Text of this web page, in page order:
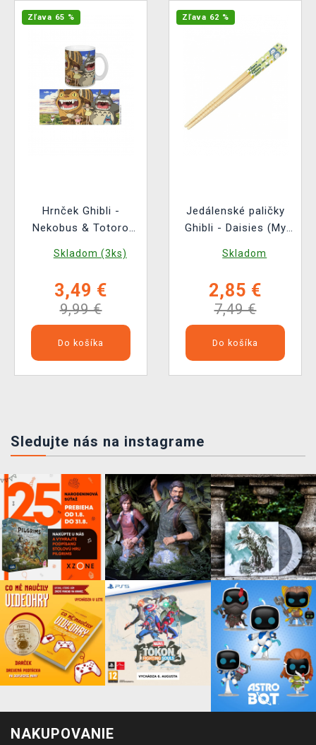
Zľava 65 %
Hrnček Ghibli -
Nekobus & Totoro
Skladom (3ks)
3,49 €
9,99 €
Do košíka
Zľava 62 %
Jedálenské paličky
Ghibli - Daisies (My
Skladom
2,85 €
7,49 €
Do košíka
Sledujte nás na instagrame
NAKUPOVANIE